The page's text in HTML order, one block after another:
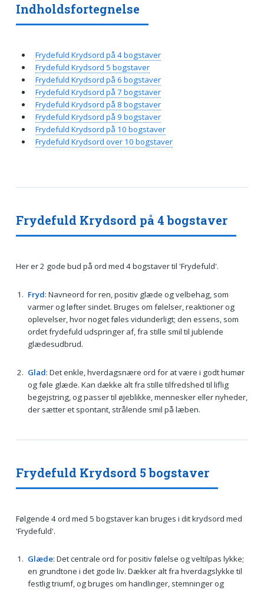
Frydefuld Krydsord på 4 bogstaver
Her er 2 gode bud på ord med 4 bogstaver til 'Frydefuld'.
Fryd: Navneord for ren, positiv glæde og velbehag, som
varmer og løfter sindet. Bruges om følelser, reaktioner og
oplevelser, hvor noget føles vidunderligt; den essens, som
ordet frydefuld udspringer af, fra stille smil til jublende
glædesudbrud.
Glad: Det enkle, hverdagsnære ord for at være i godt humør
og føle glæde. Kan dække alt fra stille tilfredshed til liflig
begejstring, og passer til øjeblikke, mennesker eller nyheder,
der sætter et spontant, strålende smil på læben.
Frydefuld Krydsord 5 bogstaver
Følgende 4 ord med 5 bogstaver kan bruges i dit krydsord med
'Frydefuld'.
Glæde: Det centrale ord for positiv følelse og veltilpas lykke;
en grundtone i det gode liv. Dækker alt fra hverdagslykke til
festlig triumf, og bruges om handlinger, stemninger og
Indholdsfortegnelse
Frydefuld Krydsord på 4 bogstaver
Frydefuld Krydsord 5 bogstaver
Frydefuld Krydsord på 6 bogstaver
Frydefuld Krydsord på 7 bogstaver
Frydefuld Krydsord på 8 bogstaver
Frydefuld Krydsord på 9 bogstaver
Frydefuld Krydsord på 10 bogstaver
Frydefuld Krydsord over 10 bogstaver